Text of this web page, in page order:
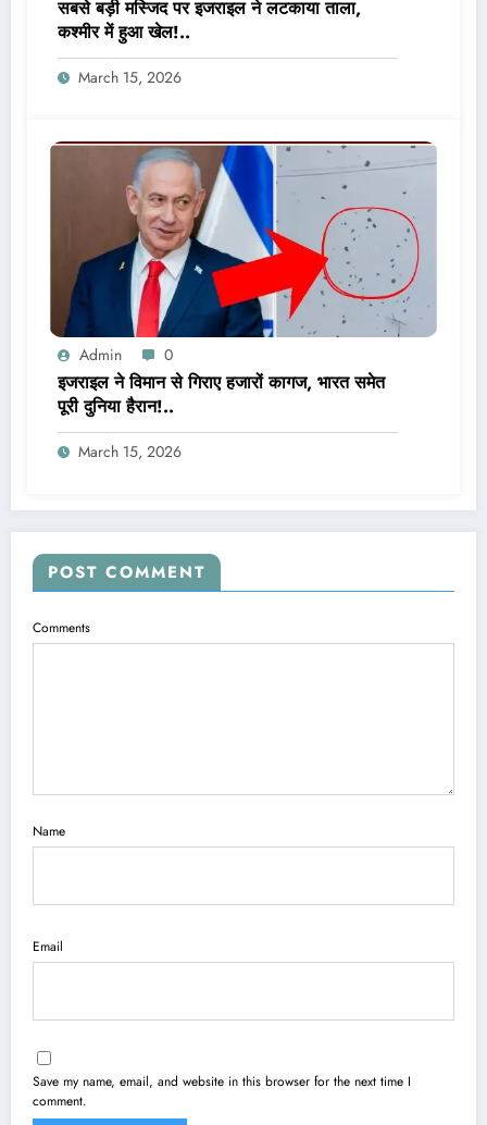
सबसे बड़ी मस्जिद पर इजराइल ने लटकाया ताला,
कश्मीर में हुआ खेल!..
March 15, 2026
Admin 0
इजराइल ने विमान से गिराए हजारों कागज, भारत समेत
पूरी दुनिया हैरान!..
March 15, 2026
POST COMMENT
Comments
Name
Email
Save my name, email, and website in this browser for the next time I
comment.